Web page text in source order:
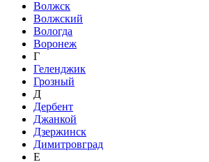
Волжск
Волжский
Вологда
Воронеж
Г
Геленджик
Грозный
Д
Дербент
Джанкой
Дзержинск
Димитровград
Е